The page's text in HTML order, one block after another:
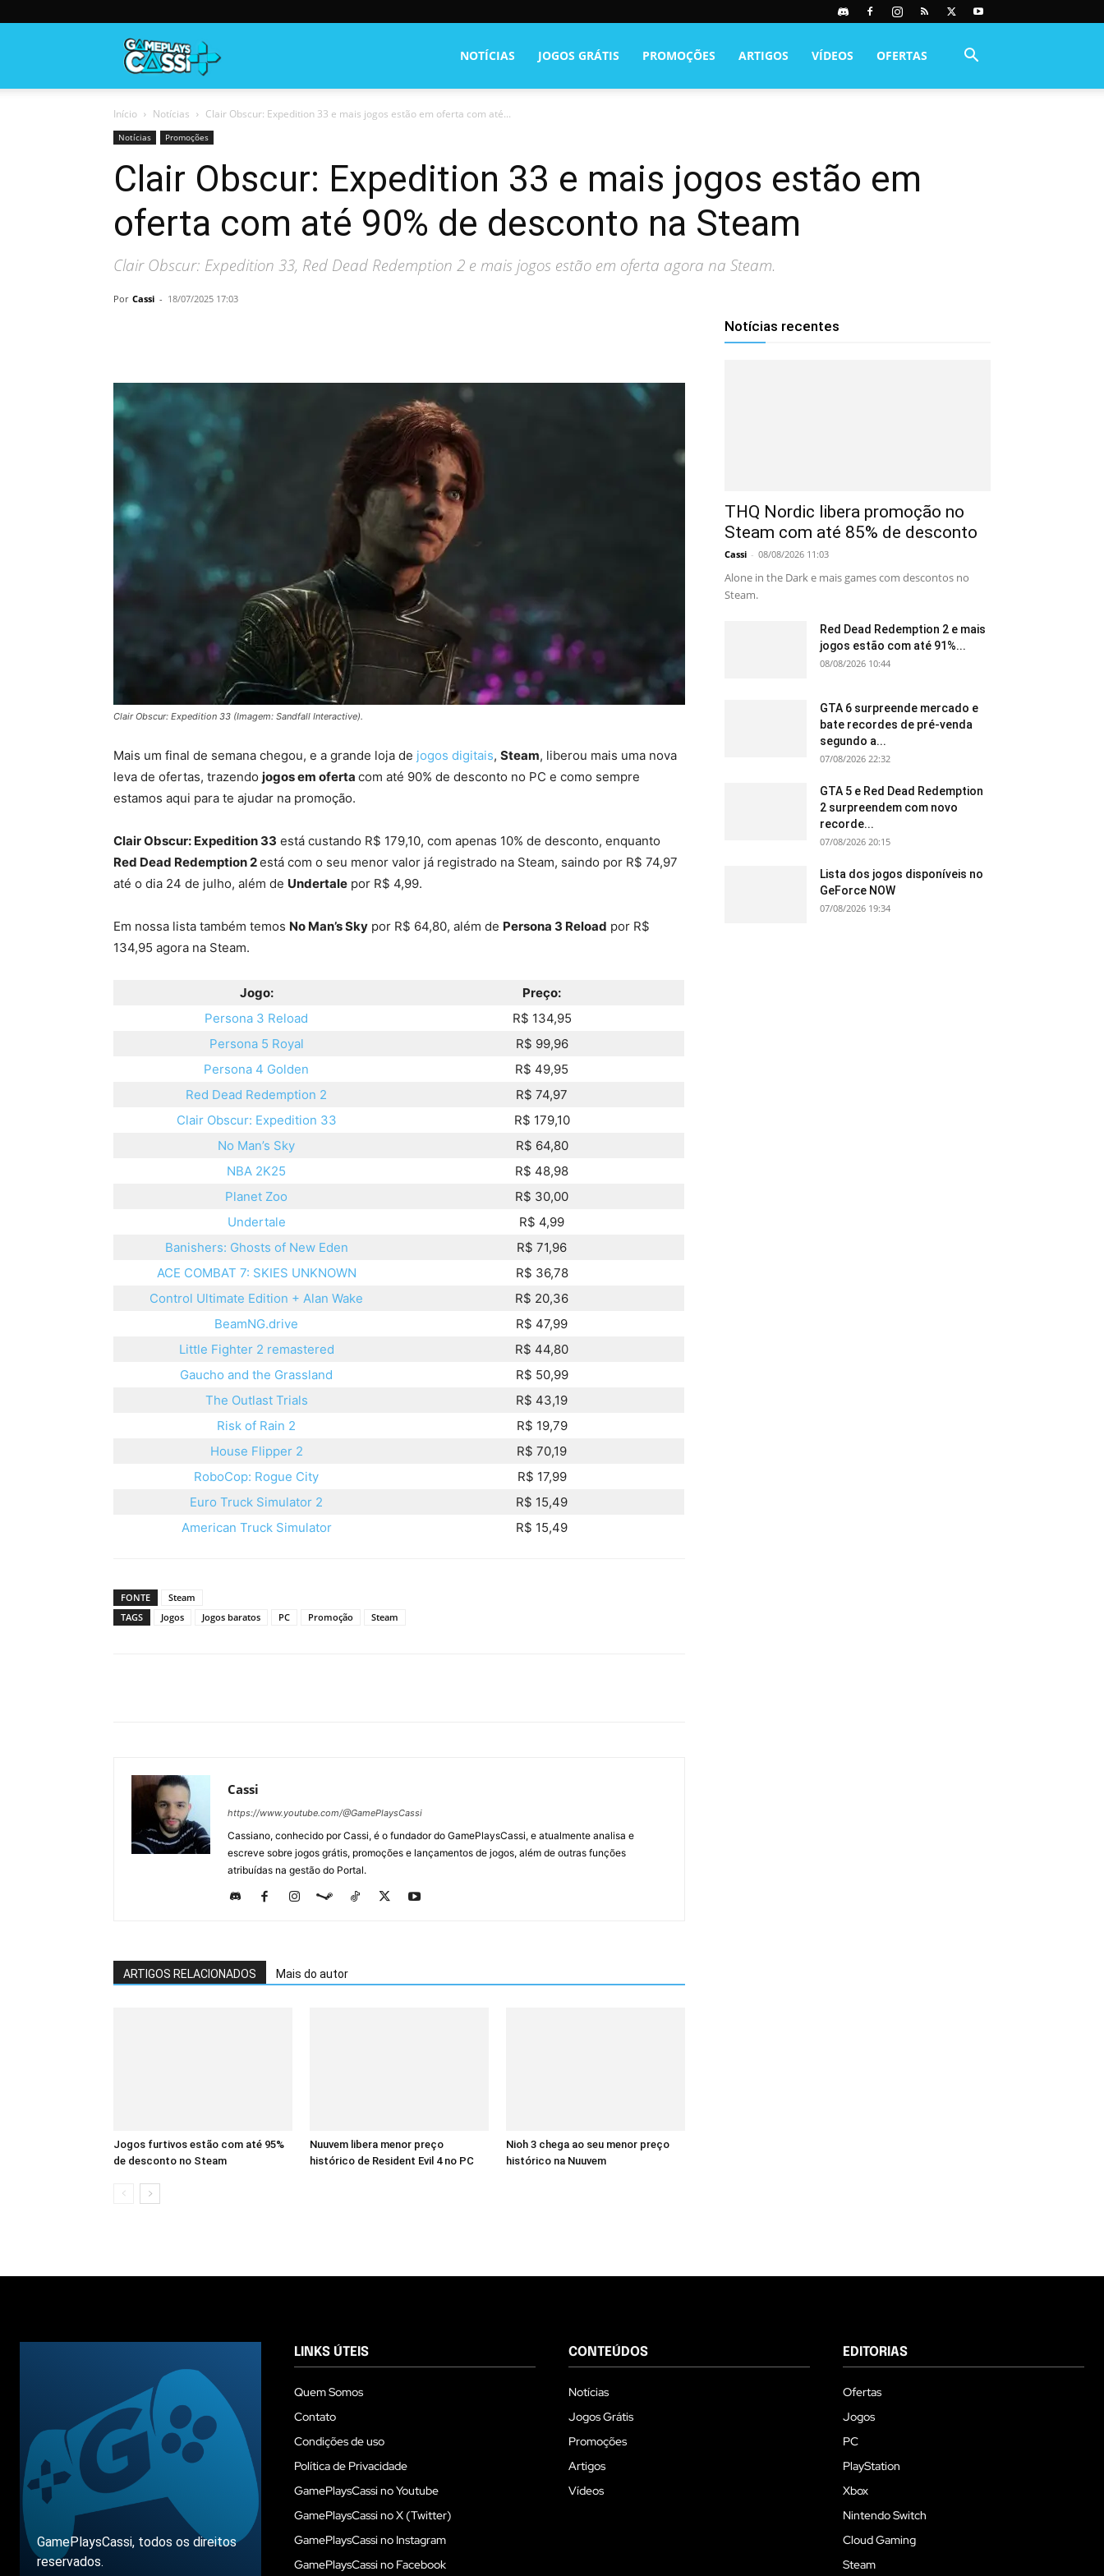
NOTÍCIAS JOGOS GRÁTIS PROMOÇÕES ARTIGOS VÍDEOS OFERTAS
Início Notícias Clair Obscur: Expedition 33 e mais jogos estão em oferta com até...
Notícias Promoções
Clair Obscur: Expedition 33 e mais jogos estão em
oferta com até 90% de desconto na Steam
Clair Obscur: Expedition 33, Red Dead Redemption 2 e mais jogos estão em oferta agora na Steam.
Por Cassi - 18/07/2025 17:03
Clair Obscur: Expedition 33 (Imagem: Sandfall Interactive).
Mais um final de semana chegou, e a grande loja de jogos digitais, Steam, liberou mais uma nova
leva de ofertas, trazendo jogos em oferta com até 90% de desconto no PC e como sempre
estamos aqui para te ajudar na promoção.
Clair Obscur: Expedition 33 está custando R$ 179,10, com apenas 10% de desconto, enquanto
Red Dead Redemption 2está com o seu menor valor já registrado na Steam, saindo por R$ 74,97
até o dia 24 de julho, além de Undertale por R$ 4,99.
Em nossa lista também temos No Man’s Sky por R$ 64,80, além de Persona 3 Reload por R$
134,95 agora na Steam.
Jogo:
Preço:
Persona 3 Reload
R$ 134,95
Persona 5 Royal
R$ 99,96
Persona 4 Golden
R$ 49,95
Red Dead Redemption 2
R$ 74,97
Clair Obscur: Expedition 33
R$ 179,10
No Man’s Sky
R$ 64,80
NBA 2K25
R$ 48,98
Planet Zoo
R$ 30,00
Undertale
R$ 4,99
Banishers: Ghosts of New Eden
R$ 71,96
ACE COMBAT 7: SKIES UNKNOWN
R$ 36,78
Control Ultimate Edition + Alan Wake
R$ 20,36
BeamNG.drive
R$ 47,99
Little Fighter 2 remastered
R$ 44,80
Gaucho and the Grassland
R$ 50,99
The Outlast Trials
R$ 43,19
Risk of Rain 2
R$ 19,79
House Flipper 2
R$ 70,19
RoboCop: Rogue City
R$ 17,99
Euro Truck Simulator 2
R$ 15,49
American Truck Simulator
R$ 15,49
FONTE
Steam
TAGS
Jogos Jogos baratos PC Promoção Steam
Cassi
https://www.youtube.com/@GamePlaysCassi
Cassiano, conhecido por Cassi, é o fundador do GamePlaysCassi, e atualmente analisa e
escreve sobre jogos grátis, promoções e lançamentos de jogos, além de outras funções
atribuídas na gestão do Portal.
ARTIGOS RELACIONADOS Mais do autor
Jogos furtivos estão com até 95%
de desconto no Steam
Nuuvem libera menor preço
histórico de Resident Evil 4 no PC
Nioh 3 chega ao seu menor preço
histórico na Nuuvem
Notícias recentes
THQ Nordic libera promoção no
Steam com até 85% de desconto
Cassi - 08/08/2026 11:03
Alone in the Dark e mais games com descontos no
Steam.
Red Dead Redemption 2 e mais
jogos estão com até 91%...
08/08/2026 10:44
GTA 6 surpreende mercado e
bate recordes de pré-venda
segundo a...
07/08/2026 22:32
GTA 5 e Red Dead Redemption
2 surpreendem com novo
recorde...
07/08/2026 20:15
Lista dos jogos disponíveis no
GeForce NOW
07/08/2026 19:34
GamePlaysCassi, todos os direitos
reservados.
LINKS ÚTEIS
Quem Somos
Contato
Condições de uso
Política de Privacidade
GamePlaysCassi no Youtube
GamePlaysCassi no X (Twitter)
GamePlaysCassi no Instagram
GamePlaysCassi no Facebook
CONTEÚDOS
Notícias
Jogos Grátis
Promoções
Artigos
Vídeos
EDITORIAS
Ofertas
Jogos
PC
PlayStation
Xbox
Nintendo Switch
Cloud Gaming
Steam